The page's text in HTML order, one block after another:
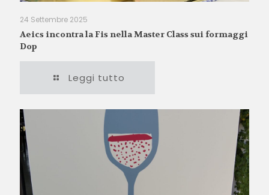
24 Settembre 2025
Aeics incontra la Fis nella Master Class sui formaggi
Dop
Leggi tutto